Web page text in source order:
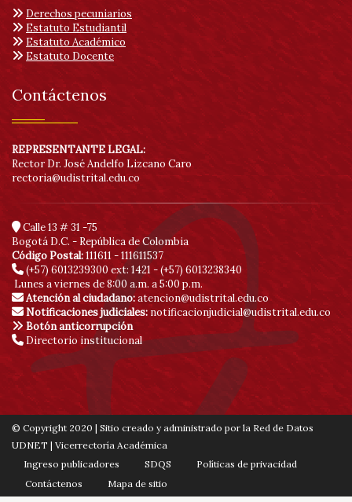
Derechos pecuniarios
Estatuto Estudiantil
Estatuto Académico
Estatuto Docente
Contáctenos
REPRESENTANTE LEGAL:
Rector Dr. José Andelfo Lizcano Caro
rectoria@udistrital.edu.co
Calle 13 # 31 -75
Bogotá D.C. - República de Colombia
Código Postal:111611 - 111611537
(+57) 6013239300 ext: 1421 - (+57) 6013238340
Lunes a viernes de 8:00 a.m. a 5:00 p.m.
Atención al ciudadano:atencion@udistrital.edu.co
Notificaciones judiciales: notificacionjudicial@udistrital.edu.co
Botón anticorrupción
Directorio institucional
© Copyright 2020 | Sitio creado y administrado por la Red de Datos
UDNET | Vicerrectoría Académica
Ingreso publicadores
SDQS
Políticas de privacidad
Contáctenos
Mapa de sitio